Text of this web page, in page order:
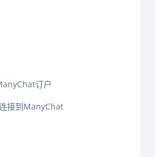
订户
接到ManyChat